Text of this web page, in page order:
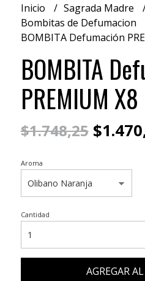
Inicio
Sagrada Madre
Bombitas de Defumacion
BOMBITA Defumación
BOMBITA
PREMIUM X8
$1.748,25
Aroma
Cantidad
AGREGAR